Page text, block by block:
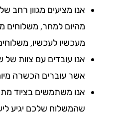
אנו מציעים מגוון רחב של
מהיום למחר, משלוחים
מעכשיו לעכשיו, משלוחים
אנו עובדים עם צוות של
אשר עוברים הכשרה מיוחדת.
אנו משתמשים בציוד
שהמשלוח שלכם יגיע ליעדו